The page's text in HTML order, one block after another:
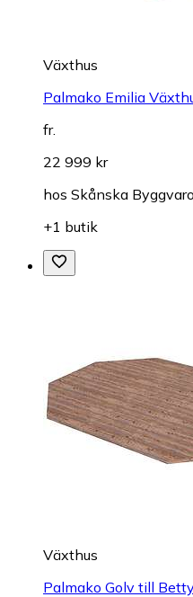
Växthus
Palmako Emilia
fr.
22 999 kr
hos Skånska
+1 butik
Växthus
Palmako Golv till